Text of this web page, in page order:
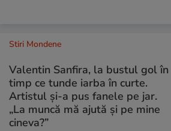
Stiri Mondene
Valentin Sanfira, la bustul gol în
timp ce tunde iarba în curte.
Artistul și-a pus fanele pe jar.
„La muncă mă ajută și pe mine
cineva?”